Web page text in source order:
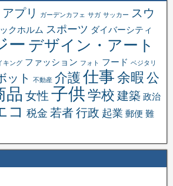
アプリ ガーデンカフェ サガ サッカー
スウ
クホルム スポーツ ダイバーシティ
ー デザイン・アート
キング ファッション フォト フード ベジタリ
ット 不動産 介護 仕事余暇 公
品 女性 子供学校 建築 政治
コ 税金 若者行政 起業 郵便 難